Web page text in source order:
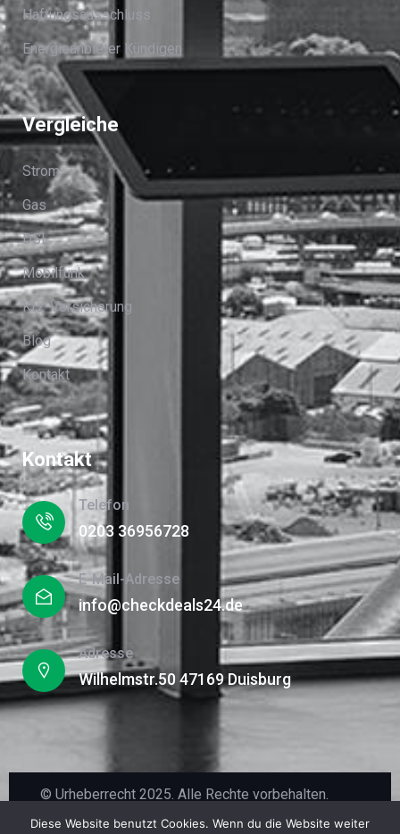
Haftungsausschluss
Energieanbieter Kündigen
Vergleiche
Strom
Gas
DSL
Mobilfunk
Kfz-Versicherung
Blog
Kontakt
Kontakt
Telefon
0203 36956728
E-Mail-Adresse​
info@checkdeals24.de
Adresse
Wilhelmstr.50 47169 Duisburg
© Urheberrecht 2025. Alle Rechte vorbehalten.
Diese Website benutzt Cookies. Wenn du die Website weiter